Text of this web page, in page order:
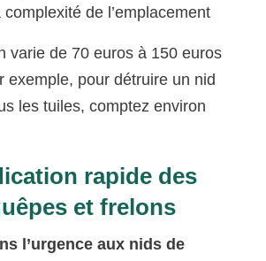
complexité de l’emplacement
varie de 70 euros à 150 euros
exemple, pour détruire un nid
les tuiles, comptez environ
rapide des
et frelons
l’urgence aux nids de